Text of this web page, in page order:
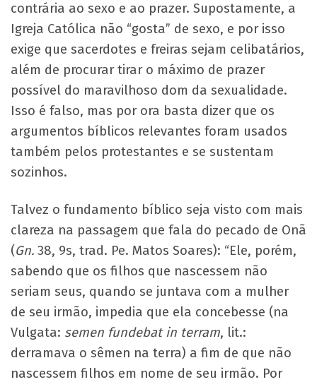
contrária ao sexo e ao prazer. Supostamente, a
Igreja Católica não “gosta” de sexo, e por isso
exige que sacerdotes e freiras sejam celibatários,
além de procurar tirar o máximo de prazer
possível do maravilhoso dom da sexualidade.
Isso é falso, mas por ora basta dizer que os
argumentos bíblicos relevantes foram usados
também pelos protestantes e se sustentam
sozinhos.
Talvez o fundamento bíblico seja visto com mais
clareza na passagem que fala do pecado de Onã
(Gn. 38, 9s, trad. Pe. Matos Soares): “Ele, porém,
sabendo que os filhos que nascessem não
seriam seus, quando se juntava com a mulher
de seu irmão, impedia que ela concebesse (na
Vulgata: semen fundebat in terram, lit.:
derramava o sêmen na terra) a fim de que não
nascessem filhos em nome de seu irmão. Por